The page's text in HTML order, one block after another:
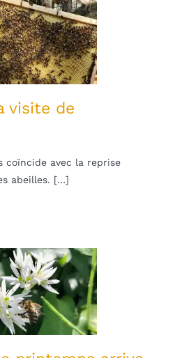
visite de
coïncide avec la reprise
abeilles. […]